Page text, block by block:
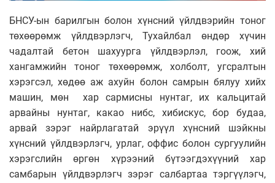
БНСУ-ын барилгын болон хүнсний үйлдвэрийн тоног
төхөөрөмж үйлдвэрлэгч, Тухайлбал өндөр хүчин
чадалтай бетон шахуурга үйлдвэрлэл, гоож, хий
хангамжийн тоног төхөөрөмж, холболт, угсралтын
хэрэгсэл, хөдөө аж ахуйн болон самрын бялуу хийх
машин, мөн хар сармисны нунтаг, их кальцитай
арвайны нунтаг, какао нибс, хибискус, бор будаа,
арвай зэрэг найрлагатай эрүүл хүнсний шэйкны
хүнсний үйлдвэрлэгч, урлаг, оффис болон сургуулийн
хэрэгслийн өргөн хүрээний бүтээгдэхүүний хар
самбарын үйлдвэрлэгч зэрэг салбартаа тэргүүлэгч,